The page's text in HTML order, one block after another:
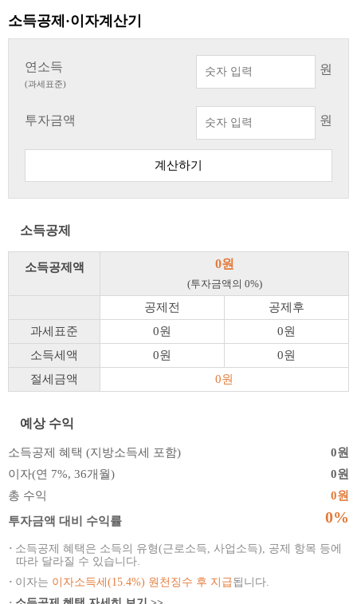
소득공제·이자계산기
연소득
(과세표준)
원
투자금액 원
계산하기
소득공제
소득공제액 0원
(투자금액의 0%)
공제전
공제후
과세표준
0원
0원
소득세액
0원
0원
절세금액
0원
예상 수익
소득공제 혜택 (지방소득세 포함)
0원
이자(연 7%, 36개월)
0원
총 수익
0원
투자금액 대비 수익률
0%
· 소득공제 혜택은 소득의 유형(근로소득, 사업소득), 공제 항목 등에
따라 달라질 수 있습니다.
· 이자는 이자소득세(15.4%) 원천징수 후 지급됩니다.